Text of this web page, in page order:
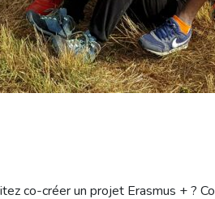
co-créer un projet Erasmus + ?